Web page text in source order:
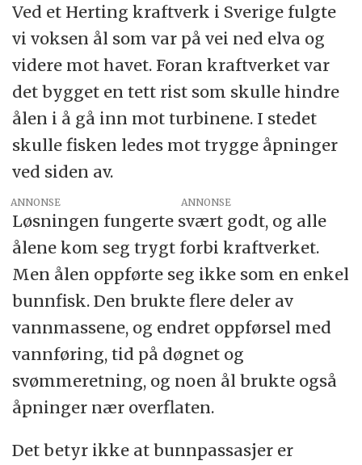
Ved et Herting kraftverk i Sverige fulgte
vi voksen ål som var på vei ned elva og
videre mot havet. Foran kraftverket var
det bygget en tett rist som skulle hindre
ålen i å gå inn mot turbinene. I stedet
skulle fisken ledes mot trygge åpninger
ved siden av.
ANNONSE
Løsningen fungerte svært godt, og alle
ålene kom seg trygt forbi kraftverket.
Men ålen oppførte seg ikke som en enkel
bunnfisk. Den brukte flere deler av
vannmassene, og endret oppførsel med
vannføring, tid på døgnet og
svømmeretning, og noen ål brukte også
åpninger nær overflaten.
Det betyr ikke at bunnpassasjer er